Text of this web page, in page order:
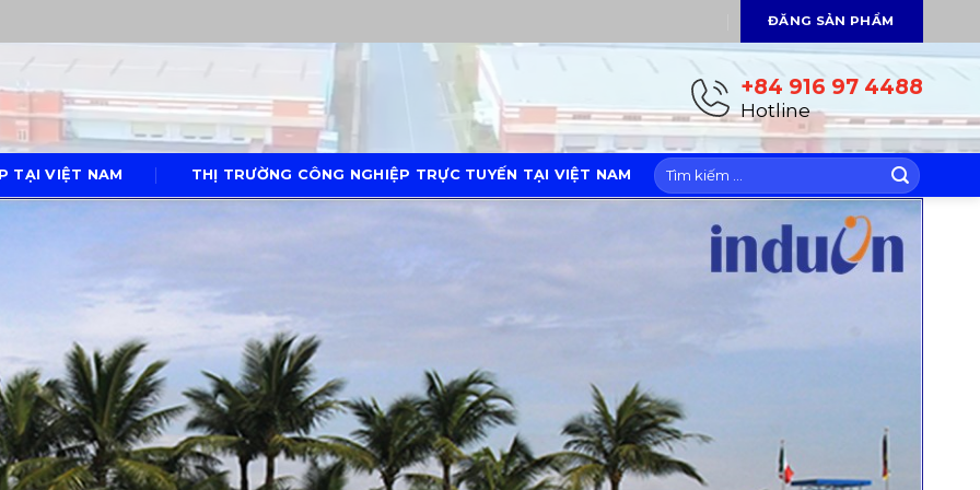
ĐĂNG SẢN PHẨM
+84 916 97 4488
Hotline
TẠI VIỆT NAM THỊ TRƯỜNG CÔNG NGHIỆP TRỰC TUYẾN TẠI VIỆT NAM